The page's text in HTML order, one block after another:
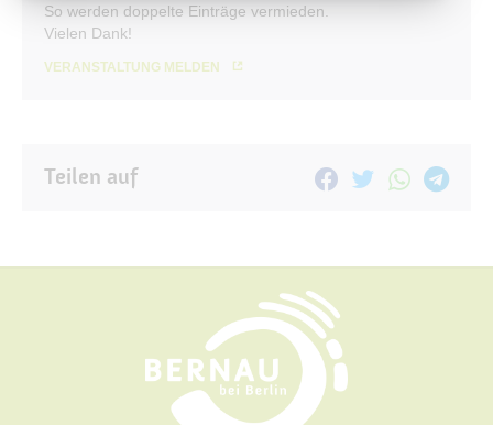
So werden doppelte Einträge vermieden.
Vielen Dank!
VERANSTALTUNG MELDEN
Teilen auf